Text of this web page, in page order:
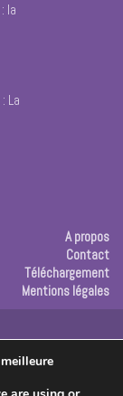
la
La
A propos
Contact
Téléchargement
Mentions légales